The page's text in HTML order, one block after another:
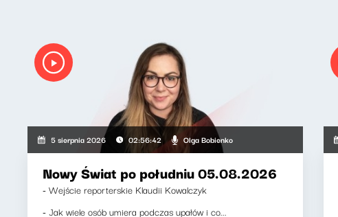
5 sierpnia 2026 02:56:42 Olga Bobienko
Nowy Świat po południu 05.08.2026
- Wejście reporterskie Klaudii Kowalczyk
- Jak wiele osób umiera podczas upałów i co...